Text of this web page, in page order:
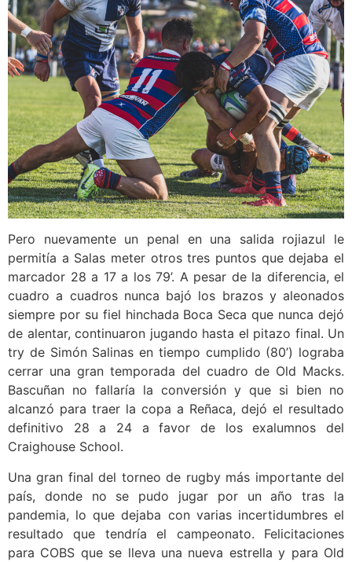
Pero nuevamente un penal en una salida rojiazul le
permitía a Salas meter otros tres puntos que dejaba el
marcador 28 a 17 a los 79’. A pesar de la diferencia, el
cuadro a cuadros nunca bajó los brazos y aleonados
siempre por su fiel hinchada Boca Seca que nunca dejó
de alentar, continuaron jugando hasta el pitazo final. Un
try de Simón Salinas en tiempo cumplido (80’) lograba
cerrar una gran temporada del cuadro de Old Macks.
Bascuñan no fallaría la conversión y que si bien no
alcanzó para traer la copa a Reñaca, dejó el resultado
definitivo 28 a 24 a favor de los exalumnos del
Craighouse School.
Una gran final del torneo de rugby más importante del
país, donde no se pudo jugar por un año tras la
pandemia, lo que dejaba con varias incertidumbres el
resultado que tendría el campeonato. Felicitaciones
para COBS que se lleva una nueva estrella y para Old